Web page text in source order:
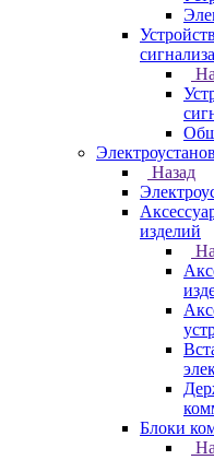
Назад
изделий
Блоки